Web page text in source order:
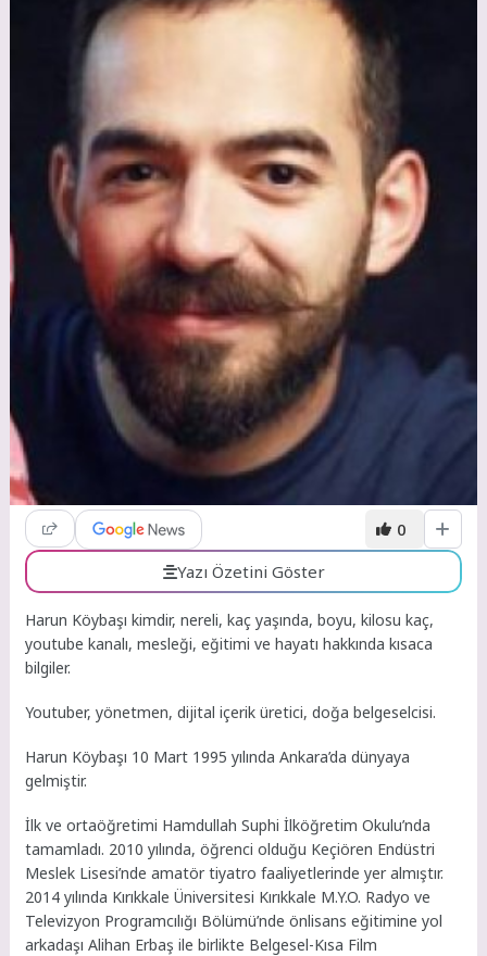
0
Yazı Özetini Göster
Harun Köybaşı kimdir, nereli, kaç yaşında, boyu, kilosu kaç,
youtube kanalı, mesleği, eğitimi ve hayatı hakkında kısaca
bilgiler.
Youtuber, yönetmen, dijital içerik üretici, doğa belgeselcisi.
Harun Köybaşı 10 Mart 1995 yılında Ankara’da dünyaya
gelmiştir.
İlk ve ortaöğretimi Hamdullah Suphi İlköğretim Okulu’nda
tamamladı. 2010 yılında, öğrenci olduğu Keçiören Endüstri
Meslek Lisesi’nde amatör tiyatro faaliyetlerinde yer almıştır.
2014 yılında Kırıkkale Üniversitesi Kırıkkale M.Y.O. Radyo ve
Televizyon Programcılığı Bölümü’nde önlisans eğitimine yol
arkadaşı Alihan Erbaş ile birlikte Belgesel-Kısa Film